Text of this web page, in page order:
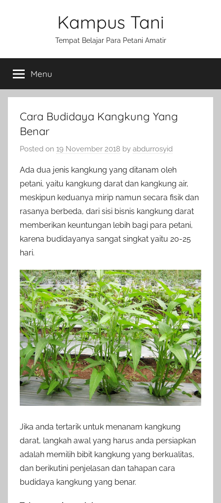
Kampus Tani
Tempat Belajar Para Petani Amatir
Menu
Cara Budidaya Kangkung Yang
Benar
Posted on 19 November 2018 by abdurrosyid
Ada dua jenis kangkung yang ditanam oleh
petani, yaitu kangkung darat dan kangkung air,
meskipun keduanya mirip namun secara fisik dan
rasanya berbeda, dari sisi bisnis kangkung darat
memberikan keuntungan lebih bagi para petani,
karena budidayanya sangat singkat yaitu 20-25
hari.
Jika anda tertarik untuk menanam kangkung
darat, langkah awal yang harus anda persiapkan
adalah memilih bibit kangkung yang berkualitas,
dan berikutini penjelasan dan tahapan cara
budidaya kangkung yang benar.